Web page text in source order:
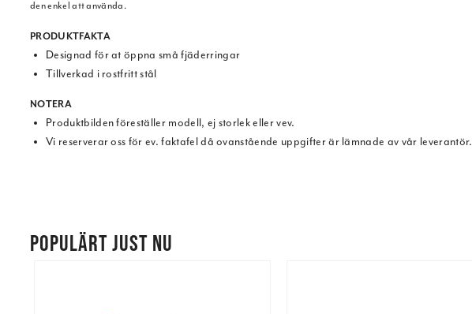
den enkel att använda.
PRODUKTFAKTA
Designad för at öppna små fjäderringar
Tillverkad i rostfritt stål
NOTERA
Produktbilden föreställer modell, ej storlek eller vev.
Vi reserverar oss för ev. faktafel då ovanstående uppgifter är lämnade av vår leverantör.
POPULÄRT JUST NU